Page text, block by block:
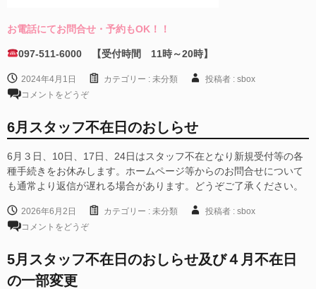
お電話にてお問合せ・予約もOK！！
097-511-6000 【受付時間 11時～20時】
2024年4月1日 カテゴリー : 未分類
投稿者 : sbox
コメントをどうぞ
6月スタッフ不在日のおしらせ
6月３日、10日、17日、24日はスタッフ不在となり新規受付等の各
種手続きをお休みします。ホームページ等からのお問合せについて
も通常より返信が遅れる場合があります。どうぞご了承ください。
2026年6月2日 カテゴリー : 未分類
投稿者 : sbox
コメントをどうぞ
5月スタッフ不在日のおしらせ及び４月不在日
の一部変更